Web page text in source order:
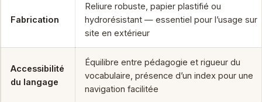
Fabrication
Reliure robuste, papier plastifié ou
hydrorésistant — essentiel pour l’usage sur
site en extérieur
Accessibilité
du langage
Équilibre entre pédagogie et rigueur du
vocabulaire, présence d’un index pour une
navigation facilitée